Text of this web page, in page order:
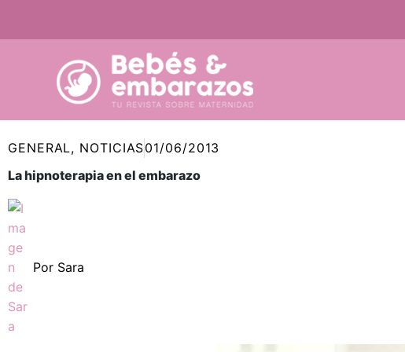
GENERAL, NOTICIAS01/06/2013
La hipnoterapia en el embarazo
Por Sara